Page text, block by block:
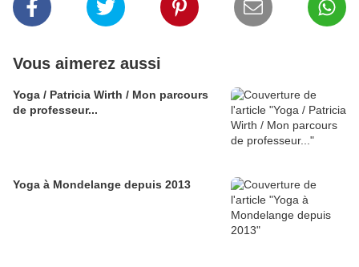
Vous aimerez aussi
Yoga / Patricia Wirth / Mon parcours
de professeur...
Yoga à Mondelange depuis 2013